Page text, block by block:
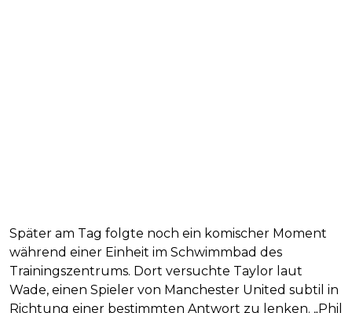
Später am Tag folgte noch ein komischer Moment
während einer Einheit im Schwimmbad des
Trainingszentrums. Dort versuchte Taylor laut
Wade, einen Spieler von Manchester United subtil in
Richtung einer bestimmten Antwort zu lenken. „Phil